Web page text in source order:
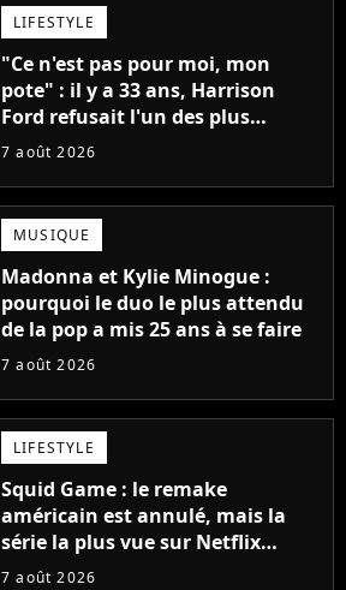
LIFESTYLE
"Ce n'est pas pour moi, mon
pote" : il y a 33 ans, Harrison
Ford refusait l'un des plus
grands succès de tous les temps
7 août 2026
MUSIQUE
Madonna et Kylie Minogue :
pourquoi le duo le plus attendu
de la pop a mis 25 ans à se faire
7 août 2026
LIFESTYLE
Squid Game : le remake
américain est annulé, mais la
série la plus vue sur Netflix
pourrait avoir une version
7 août 2026